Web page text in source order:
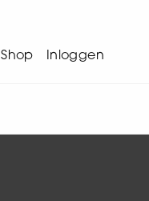
Shop Inloggen